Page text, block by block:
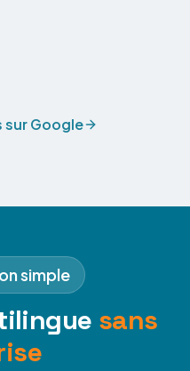
sur Google
simple
sans